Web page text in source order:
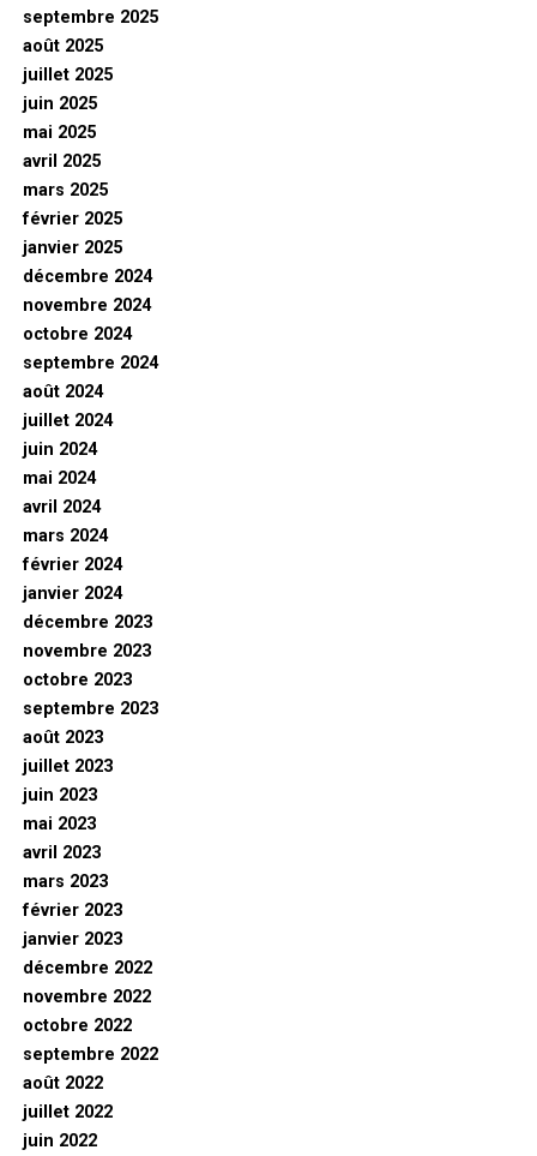
septembre 2025
août 2025
juillet 2025
juin 2025
mai 2025
avril 2025
mars 2025
février 2025
janvier 2025
décembre 2024
novembre 2024
octobre 2024
septembre 2024
août 2024
juillet 2024
juin 2024
mai 2024
avril 2024
mars 2024
février 2024
janvier 2024
décembre 2023
novembre 2023
octobre 2023
septembre 2023
août 2023
juillet 2023
juin 2023
mai 2023
avril 2023
mars 2023
février 2023
janvier 2023
décembre 2022
novembre 2022
octobre 2022
septembre 2022
août 2022
juillet 2022
juin 2022